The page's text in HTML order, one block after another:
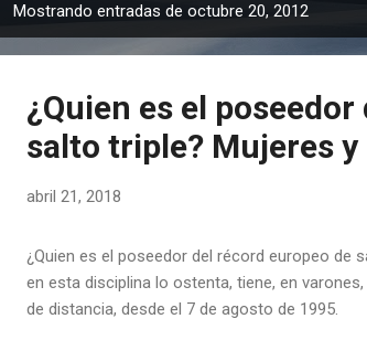
Mostrando entradas de octubre 20, 2012
¿Quien es el
salto triple? Mujeres
abril 21, 2018
¿Quien es el poseedor del récord europeo de
en esta disciplina lo ostenta, tiene, en
de distancia, desde el 7 de agosto de 1995.